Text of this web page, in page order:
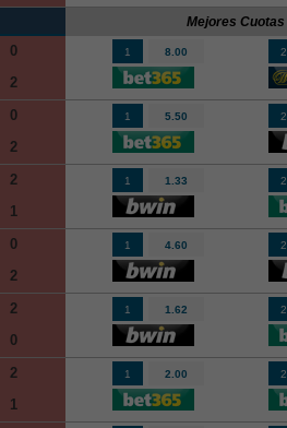
Mejores Cuotas
0
2
1 8.00 2
0
2
1 5.50 2
2
1
1 1.33 2
0
2
1 4.60 2
2
0
1 1.62 2
2
1
1 2.00 2